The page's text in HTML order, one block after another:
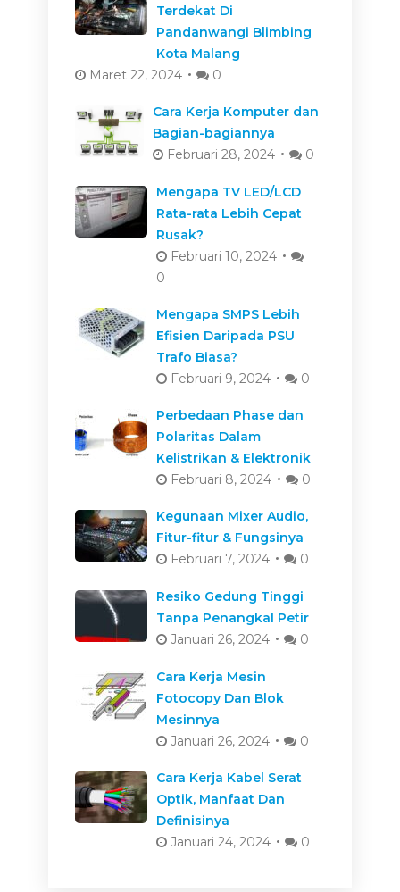
Terdekat Di
Pandanwangi Blimbing
Kota Malang
Maret 22, 2024
0
Cara Kerja Komputer dan
Bagian-bagiannya
Februari 28, 2024
0
Mengapa TV LED/LCD
Rata-rata Lebih Cepat
Rusak?
Februari 10, 2024
0
Mengapa SMPS Lebih
Efisien Daripada PSU
Trafo Biasa?
Februari 9, 2024
0
Perbedaan Phase dan
Polaritas Dalam
Kelistrikan & Elektronik
Februari 8, 2024
0
Kegunaan Mixer Audio,
Fitur-fitur & Fungsinya
Februari 7, 2024
0
Resiko Gedung Tinggi
Tanpa Penangkal Petir
Januari 26, 2024
0
Cara Kerja Mesin
Fotocopy Dan Blok
Mesinnya
Januari 26, 2024
0
Cara Kerja Kabel Serat
Optik, Manfaat Dan
Definisinya
Januari 24, 2024
0